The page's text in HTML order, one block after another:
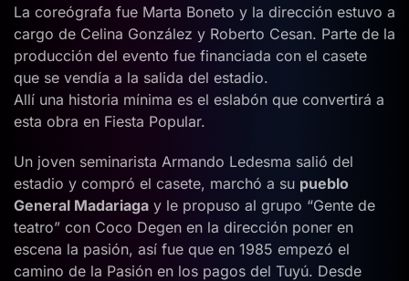
La coreógrafa fue Marta Boneto y la dirección estuvo a
cargo de Celina González y Roberto Cesan. Parte de la
producción del evento fue financiada con el casete
que se vendía a la salida del estadio.
Allí una historia mínima es el eslabón que convertirá a
esta obra en Fiesta Popular.
Un joven seminarista Armando Ledesma salió del
estadio y compró el casete, marchó a su pueblo
General Madariaga y le propuso al grupo “Gente de
teatro” con Coco Degen en la dirección poner en
escena la pasión, así fue que en 1985 empezó el
camino de la Pasión en los pagos del Tuyú. Desde